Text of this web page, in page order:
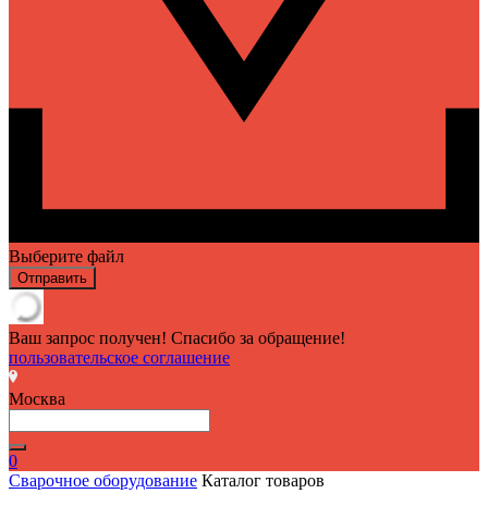
Выберите файл
Отправить
Ваш запрос получен! Спасибо за обращение!
пользовательское соглашение
Москва
0
Сварочное оборудование Каталог товаров